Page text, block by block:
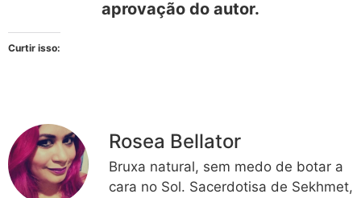
aprovação do autor.
Curtir isso:
Rosea Bellator
Bruxa natural, sem medo de botar a
cara no Sol. Sacerdotisa de Sekhmet,